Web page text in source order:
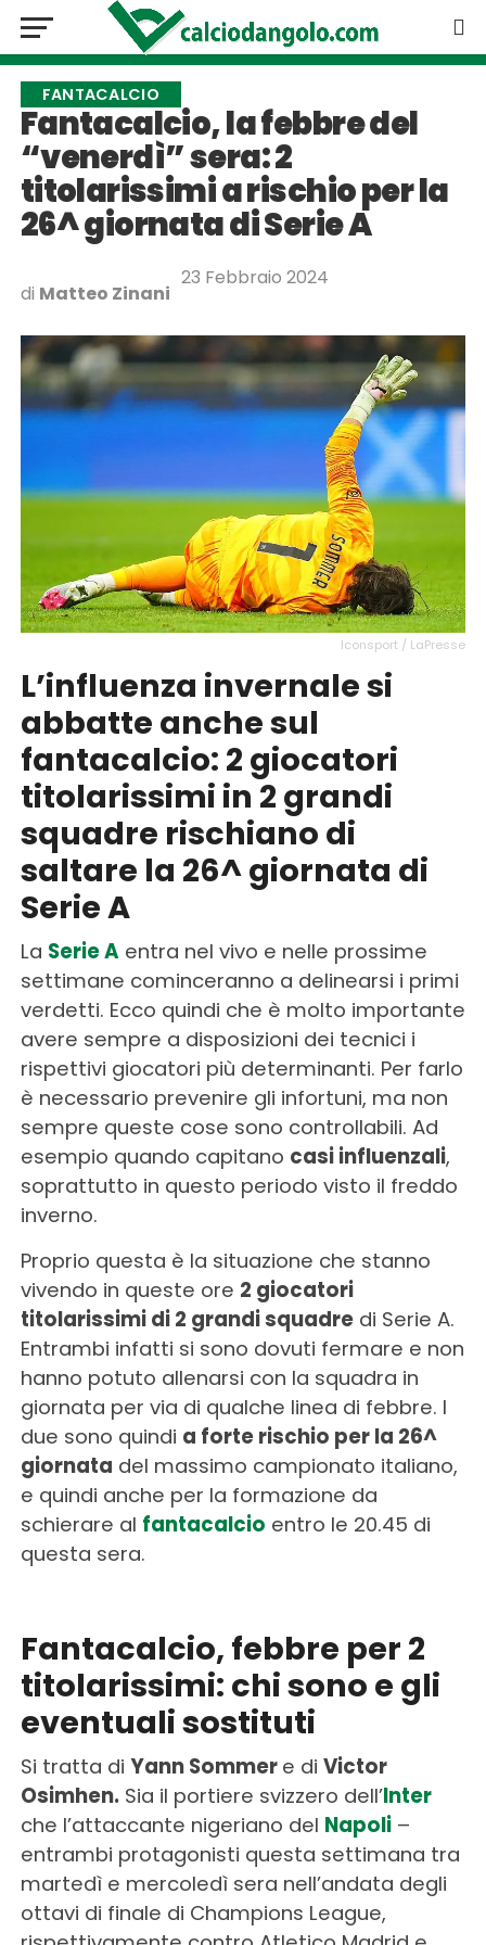
FANTACALCIO
Fantacalcio, la febbre del
“venerdì” sera: 2
titolarissimi a rischio per la
26^ giornata di Serie A
di Matteo Zinani
23 Febbraio 2024
Iconsport / LaPresse
L’influenza invernale si
abbatte anche sul
fantacalcio: 2 giocatori
titolarissimi in 2 grandi
squadre rischiano di
saltare la 26^ giornata di
Serie A
La Serie Aentra nel vivo e nelle prossime
settimane cominceranno a delinearsi i primi
verdetti. Ecco quindi che è molto importante
avere sempre a disposizioni dei tecnici i
rispettivi giocatori più determinanti. Per farlo
è necessario prevenire gli infortuni, ma non
sempre queste cose sono controllabili. Ad
esempio quando capitano casi influenzali,
soprattutto in questo periodo visto il freddo
inverno.
Proprio questa è la situazione che stanno
vivendo in queste ore 2 giocatori
titolarissimi di 2 grandi squadredi Serie A.
Entrambi infatti si sono dovuti fermare e non
hanno potuto allenarsi con la squadra in
giornata per via di qualche linea di febbre. I
due sono quindi a forte rischio per la 26^
giornata del massimo campionato italiano,
e quindi anche per la formazione da
schierare al fantacalcio entro le 20.45 di
questa sera.
Fantacalcio, febbre per 2
titolarissimi: chi sono e gli
eventuali sostituti
Si tratta di Yann Sommer e di Victor
Osimhen. Sia il portiere svizzero dell’Inter
che l’attaccante nigeriano del Napoli–
entrambi protagonisti questa settimana tra
martedì e mercoledì sera nell’andata degli
ottavi di finale di Champions League,